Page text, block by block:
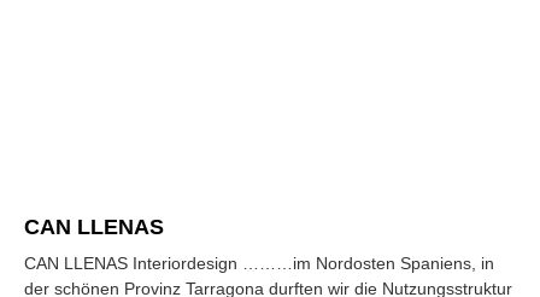
CAN LLENAS
CAN LLENAS Interiordesign ………im Nordosten Spaniens, in
der schönen Provinz Tarragona durften wir die Nutzungsstruktur